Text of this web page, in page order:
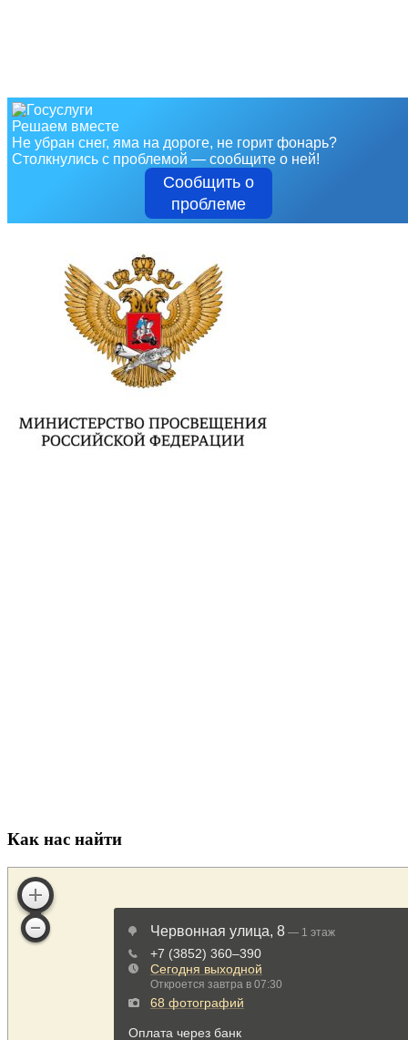
Решаем вместе
Не убран снег, яма на дороге, не горит фонарь?
Столкнулись с проблемой — сообщите о ней!
Сообщить о
проблеме
Как нас найти